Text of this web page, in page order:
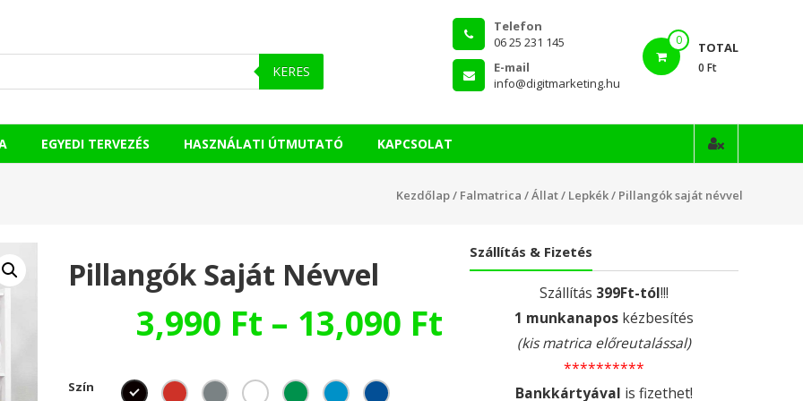
KERES
0 TOTAL
0 Ft
Telefon
06 25 231 145
E-mail
info@digitmarketing.hu
EGYEDI TERVEZÉS HASZNÁLATI ÚTMUTATÓ KAPCSOLAT
Kezdőlap/ Falmatrica /Állat/ Lepkék/ Pillangók saját névvel
Pillangók Saját Névvel
3,990 Ft – 13,090 Ft
Szín
Szállítás & Fizetés
Szállítás 399Ft-tól!!!
1 munkanapos kézbesítés
(kis matrica előreutalással)
**********
Bankkártyával is fizethet!